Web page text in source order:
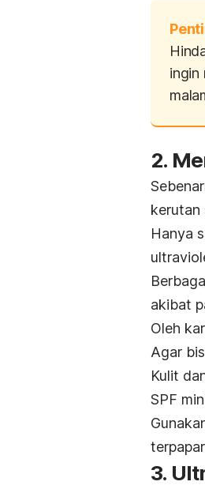
ingin
2.
kerutan
Hanya
akibat
Oleh
Agar
Kulit
SPF
3.